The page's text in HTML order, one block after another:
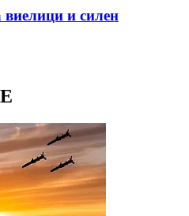
и силен